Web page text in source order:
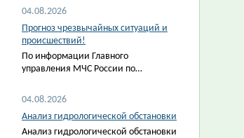
04.08.2026
Прогноз чрезвычайных ситуаций и
происшествий!
По информации Главного
управления МЧС России по…
04.08.2026
Анализ гидрологической обстановки
Анализ гидрологической обстановки